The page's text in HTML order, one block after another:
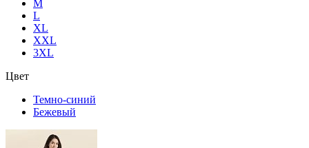
M
L
XL
XXL
3XL
Цвет
Темно-синий
Бежевый